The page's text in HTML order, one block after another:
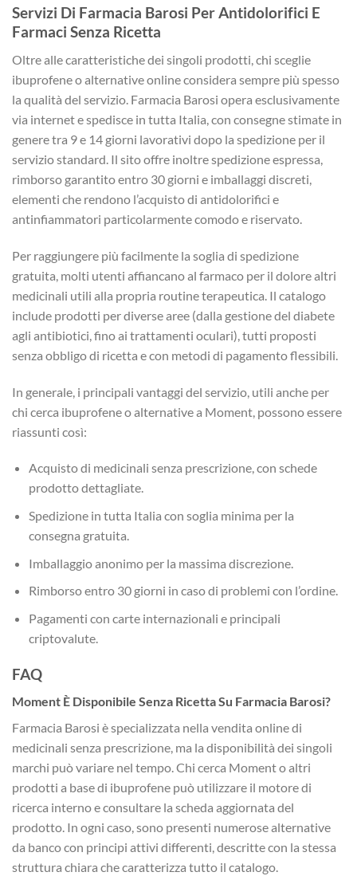
Servizi Di Farmacia Barosi Per Antidolorifici E
Farmaci Senza Ricetta
Oltre alle caratteristiche dei singoli prodotti, chi sceglie
ibuprofene o alternative online considera sempre più spesso
la qualità del servizio. Farmacia Barosi opera esclusivamente
via internet e spedisce in tutta Italia, con consegne stimate in
genere tra 9 e 14 giorni lavorativi dopo la spedizione per il
servizio standard. Il sito offre inoltre spedizione espressa,
rimborso garantito entro 30 giorni e imballaggi discreti,
elementi che rendono l’acquisto di antidolorifici e
antinfiammatori particolarmente comodo e riservato.
Per raggiungere più facilmente la soglia di spedizione
gratuita, molti utenti affiancano al farmaco per il dolore altri
medicinali utili alla propria routine terapeutica. Il catalogo
include prodotti per diverse aree (dalla gestione del diabete
agli antibiotici, fino ai trattamenti oculari), tutti proposti
senza obbligo di ricetta e con metodi di pagamento flessibili.
In generale, i principali vantaggi del servizio, utili anche per
chi cerca ibuprofene o alternative a Moment, possono essere
riassunti così:
Acquisto di medicinali senza prescrizione, con schede
prodotto dettagliate.
Spedizione in tutta Italia con soglia minima per la
consegna gratuita.
Imballaggio anonimo per la massima discrezione.
Rimborso entro 30 giorni in caso di problemi con l’ordine.
Pagamenti con carte internazionali e principali
criptovalute.
FAQ
Moment È Disponibile Senza Ricetta Su Farmacia Barosi?
Farmacia Barosi è specializzata nella vendita online di
medicinali senza prescrizione, ma la disponibilità dei singoli
marchi può variare nel tempo. Chi cerca Moment o altri
prodotti a base di ibuprofene può utilizzare il motore di
ricerca interno e consultare la scheda aggiornata del
prodotto. In ogni caso, sono presenti numerose alternative
da banco con principi attivi differenti, descritte con la stessa
struttura chiara che caratterizza tutto il catalogo.